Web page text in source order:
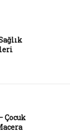
Çocuk